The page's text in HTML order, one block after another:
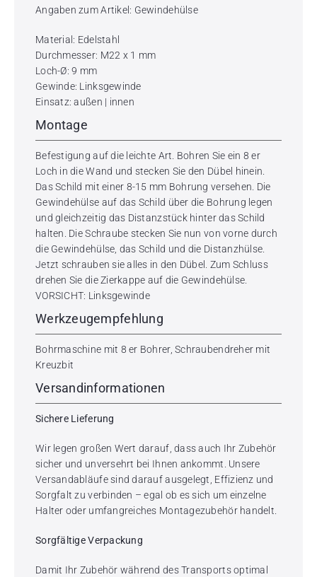
Angaben zum Artikel: Gewindehülse
Material: Edelstahl
Durchmesser: M22 x 1 mm
Loch-Ø: 9 mm
Gewinde: Linksgewinde
Einsatz: außen | innen
Montage
Befestigung auf die leichte Art. Bohren Sie ein 8 er
Loch in die Wand und stecken Sie den Dübel hinein.
Das Schild mit einer 8-15 mm Bohrung versehen. Die
Gewindehülse auf das Schild über die Bohrung legen
und gleichzeitig das Distanzstück hinter das Schild
halten. Die Schraube stecken Sie nun von vorne durch
die Gewindehülse, das Schild und die Distanzhülse.
Jetzt schrauben sie alles in den Dübel. Zum Schluss
drehen Sie die Zierkappe auf die Gewindehülse.
VORSICHT: Linksgewinde
Werkzeugempfehlung
Bohrmaschine mit 8 er Bohrer, Schraubendreher mit
Kreuzbit
Versandinformationen
Sichere Lieferung
Wir legen großen Wert darauf, dass auch Ihr Zubehör
sicher und unversehrt bei Ihnen ankommt. Unsere
Versandabläufe sind darauf ausgelegt, Effizienz und
Sorgfalt zu verbinden – egal ob es sich um einzelne
Halter oder umfangreiches Montagezubehör handelt.
Sorgfältige Verpackung
Damit Ihr Zubehör während des Transports optimal